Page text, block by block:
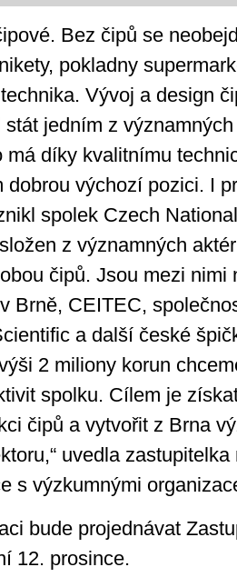
Bez čipů se
pokladny
Vývoj a design
stát jedním z
má díky kvalitnímu
dobrou výchozí pozici. I
spolek Czech
z významných
čipů. Jsou mezi nimi
Brně, CEITEC,
a další české
2 miliony korun
spolku. Cílem je
čipů a vytvořit z Brna
uvedla
s výzkumnými
bude projednávat
12. prosince.